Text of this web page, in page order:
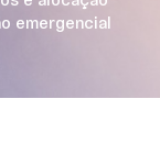
emergencial